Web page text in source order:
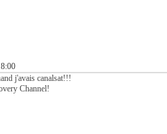
j'avais canalsat!!!
Channel!